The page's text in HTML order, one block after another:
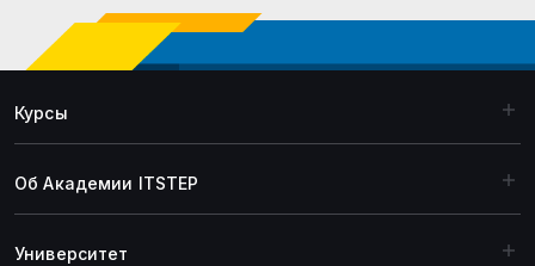
Курсы
Об Академии ITSTEP
Университет